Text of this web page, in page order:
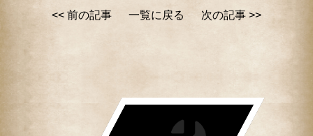
<< 前の記事 一覧に戻る 次の記事 >>